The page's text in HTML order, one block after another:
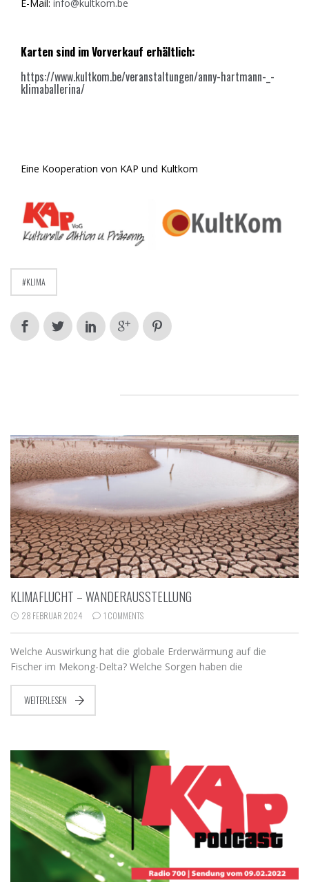
E-Mail: info@kultkom.be
Karten sind im Vorverkauf erhältlich:
https://www.kultkom.be/veranstaltungen/anny-hartmann-_-
klimaballerina/
Eine Kooperation von KAP und Kultkom
KLIMA
KLIMAFLUCHT – WANDERAUSSTELLUNG
28 FEBRUAR 2024 1 COMMENTS
Welche Auswirkung hat die globale Erderwärmung auf die
Fischer im Mekong-Delta? Welche Sorgen haben die
WEITERLESEN